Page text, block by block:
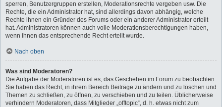
sperren, Benutzergruppen erstellen, Moderationsrechte vergeben usw. Die
Rechte, die ein Administrator hat, sind allerdings davon abhängig, welche
Rechte ihnen ein Gründer des Forums oder ein anderer Administrator erteilt
hat. Administratoren können auch volle Moderationsberechtigungen haben,
wenn ihnen das entsprechende Recht erteilt wurde.
Nach oben
Was sind Moderatoren?
Die Aufgabe der Moderatoren ist es, das Geschehen im Forum zu beobachten.
Sie haben das Recht, in ihrem Bereich Beiträge zu ändern und zu löschen und
Themen zu schließen, zu öffnen, zu verschieben und zu teilen. Üblicherweise
verhindern Moderatoren, dass Mitglieder „offtopic“, d. h. etwas nicht zum